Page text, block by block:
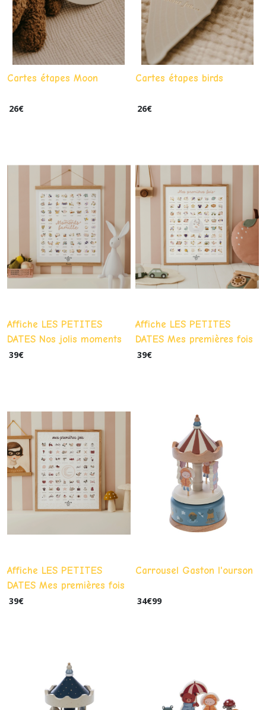
Cartes étapes Moon
26€
Cartes étapes birds
26€
Affiche LES PETITES
DATES Nos jolis moments
en famille
39€
Affiche LES PETITES
DATES Mes premières fois
Lapins
39€
Affiche LES PETITES
DATES Mes premières fois
Poudre
39€
Carrousel Gaston l'ourson
34€99